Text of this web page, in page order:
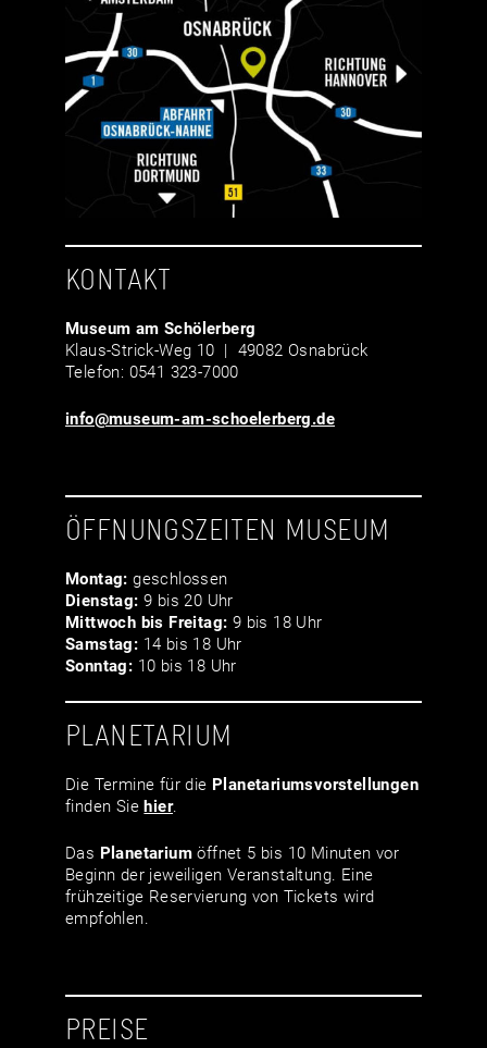
KONTAKT
Museum am Schölerberg
Klaus-Strick-Weg 10 | 49082 Osnabrück
Telefon: 0541 323-7000
info@museum-am-schoelerberg.de
ÖFFNUNGSZEITEN MUSEUM
Montag: geschlossen
Dienstag: 9 bis 20 Uhr
Mittwoch bis Freitag: 9 bis 18 Uhr
Samstag: 14 bis 18 Uhr
Sonntag: 10 bis 18 Uhr
PLANETARIUM
Die Termine für die Planetariumsvor­stellungen
finden Siehier.
Das Planetarium öffnet 5 bis 10 Minuten vor
Beginn der jeweiligen Veranstaltung. Eine
frühzeitige Reservierung von Tickets wird
empfohlen.
PREISE